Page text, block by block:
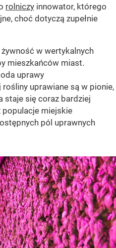
rolniczy innowator, którego
choć dotyczą zupełnie
w wertykalnych
mieszkańców miast.
uprawy
uprawiane są w pionie,
staje się coraz bardziej
populacje miejskie
pól uprawnych